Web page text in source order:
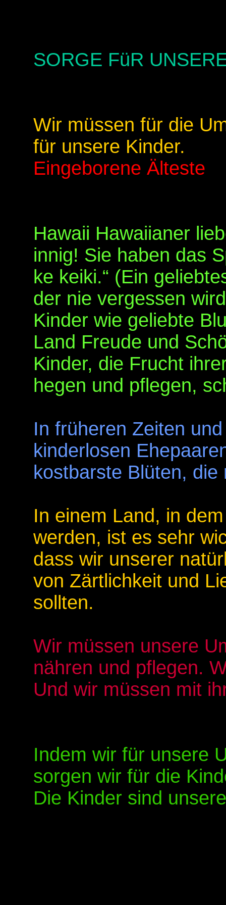
SORGE FüR
Wir müssen für die
für unsere Kinder.
Eingeborene Älteste
Hawaii Hawaiianer
innig! Sie haben das
ke keiki.“ (Ein
der nie vergessen
Kinder wie geliebte
Land Freude und
Kinder, die Frucht
hegen und pflegen,
In früheren Zeiten
kinderlosen
kostbarste Blüten,
In einem Land, in
werden, ist es sehr
dass wir unserer
von Zärtlichkeit und
sollten.
Wir müssen unsere
nähren und pflegen.
Und wir müssen mit
Indem wir für unsere
sorgen wir für die
Die Kinder sind